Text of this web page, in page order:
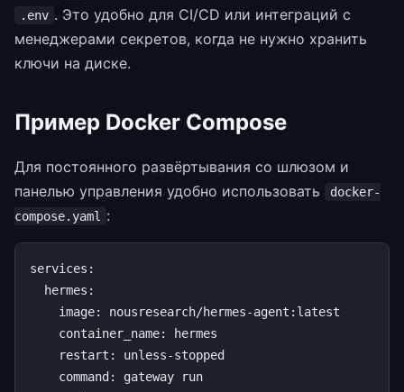
.env . Это удобно для CI/CD или интеграций с
менеджерами секретов, когда не нужно хранить
ключи на диске.
Пример Docker Compose
Для постоянного развёртывания со шлюзом и
панелью управления удобно использовать
docker-
compose.yaml
:
services :
hermes :
image:
nousresearch/hermes-agent:latest
container_name:
hermes
restart :
unless-stopped
command :
gateway run